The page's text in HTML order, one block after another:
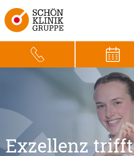
Exzellenz trifft